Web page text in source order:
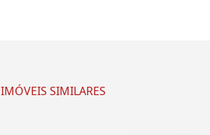
IMÓVEIS SIMILARES